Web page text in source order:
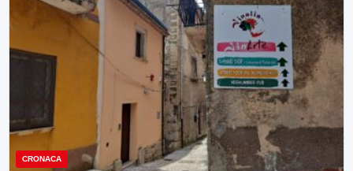
CRONACA